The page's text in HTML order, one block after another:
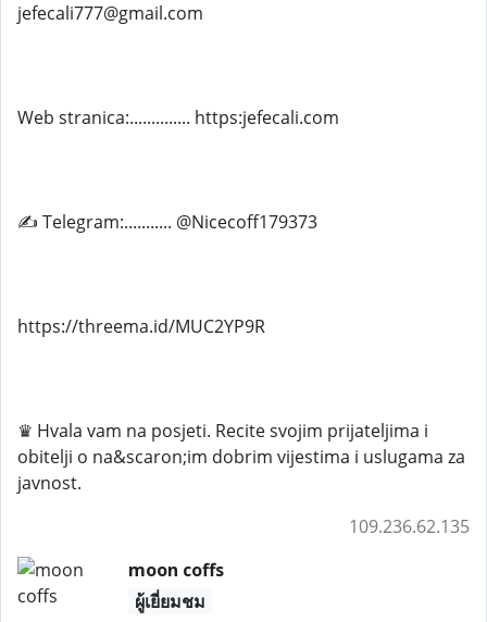
jefecali777@gmail.com
Web stranica:.............. https:jefecali.com
✍ Telegram:........... @Nicecoff179373
https://threema.id/MUC2YP9R
♛ Hvala vam na posjeti. Recite svojim prijateljima i
obitelji o na&scaron;im dobrim vijestima i uslugama za
javnost.
109.236.62.135
moon coffs
ผู้เยี่ยมชม